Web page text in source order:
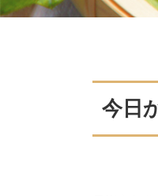
今日